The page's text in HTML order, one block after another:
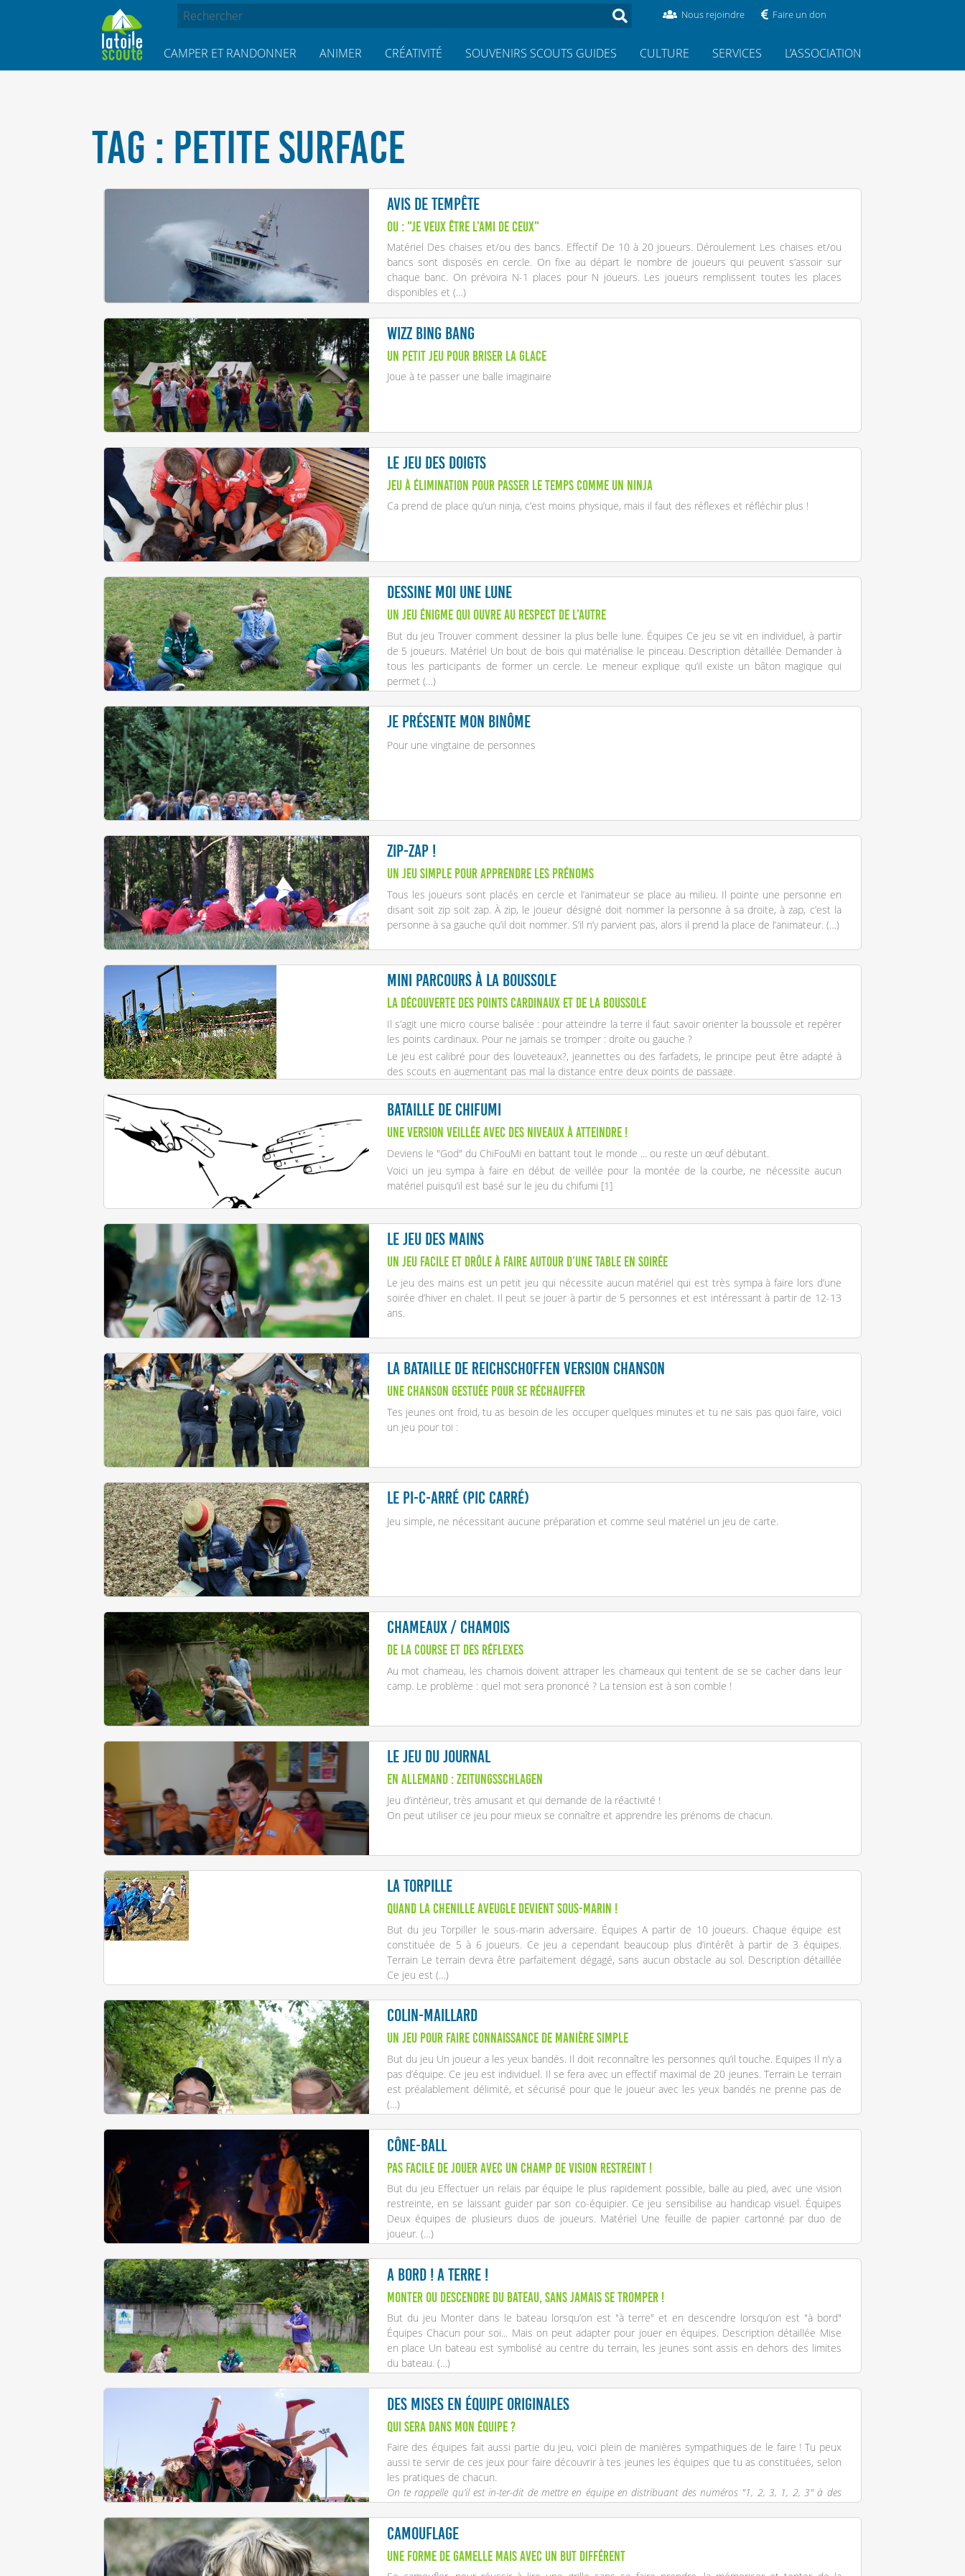
Nous rejoindre Faire un don
CAMPER ET RANDONNER ANIMER CRÉATIVITÉ SOUVENIRS SCOUTS GUIDES CULTURE SERVICES L’ASSOCIATION
TAG : PETITE SURFACE
Avis de tempête
ou : "je veux être l’ami de ceux"
Matériel Des chaises et/ou des bancs. Effectif De 10 à 20 joueurs. Déroulement Les chaises et/ou
bancs sont disposés en cercle. On fixe au départ le nombre de joueurs qui peuvent s’assoir sur
chaque banc. On prévoira N-1 places pour N joueurs. Les joueurs remplissent toutes les places
disponibles et (…)
Wizz bing bang
Un petit jeu pour briser la glace
Joue à te passer une balle imaginaire
Le jeu des doigts
Jeu à élimination pour passer le temps comme un Ninja
Ca prend de place qu’un ninja, c’est moins physique, mais il faut des réflexes et réfléchir plus !
Dessine moi une lune
Un jeu énigme qui ouvre au respect de l’autre
But du jeu Trouver comment dessiner la plus belle lune. Équipes Ce jeu se vit en individuel, à partir
de 5 joueurs. Matériel Un bout de bois qui matérialise le pinceau. Description détaillée Demander à
tous les participants de former un cercle. Le meneur explique qu’il existe un bâton magique qui
permet (…)
Je présente mon binôme
Pour une vingtaine de personnes
Zip-Zap !
Un jeu simple pour apprendre les prénoms
Tous les joueurs sont placés en cercle et l’animateur se place au milieu. Il pointe une personne en
disant soit zip soit zap. À zip, le joueur désigné doit nommer la personne à sa droite, à zap, c’est la
personne à sa gauche qu’il doit nommer. S’il n’y parvient pas, alors il prend la place de l’animateur. (…)
Mini parcours à la boussole
La découverte des points cardinaux et de la boussole
Il s’agit une micro course balisée : pour atteindre la terre il faut savoir orienter la boussole et repérer
les points cardinaux. Pour ne jamais se tromper : droite ou gauche ?
Le jeu est calibré pour des louveteaux?, jeannettes ou des farfadets, le principe peut être adapté à
des scouts en augmentant pas mal la distance entre deux points de passage.
Bataille de Chifumi
Une version veillée avec des niveaux à atteindre !
Deviens le "God" du ChiFouMi en battant tout le monde ... ou reste un œuf débutant.
Voici un jeu sympa à faire en début de veillée pour la montée de la courbe, ne nécessite aucun
matériel puisqu’il est basé sur le jeu du chifumi [1]
Le jeu des mains
Un jeu facile et drôle à faire autour d’une table en soirée
Le jeu des mains est un petit jeu qui nécessite aucun matériel qui est très sympa à faire lors d’une
soirée d’hiver en chalet. Il peut se jouer à partir de 5 personnes et est intéressant à partir de 12-13
ans.
La bataille de Reichschoffen version chanson
Une chanson gestuée pour se réchauffer
Tes jeunes ont froid, tu as besoin de les occuper quelques minutes et tu ne sais pas quoi faire, voici
un jeu pour toi :
Le Pi-c-arré (Pic carré)
Jeu simple, ne nécessitant aucune préparation et comme seul matériel un jeu de carte.
Chameaux / Chamois
De la course et des réflexes
Au mot chameau, les chamois doivent attraper les chameaux qui tentent de se se cacher dans leur
camp. Le problème : quel mot sera prononcé ? La tension est à son comble !
Le jeu du journal
En allemand : Zeitungsschlagen
Jeu d’intérieur, très amusant et qui demande de la réactivité !
On peut utiliser ce jeu pour mieux se connaître et apprendre les prénoms de chacun.
La torpille
Quand la chenille aveugle devient sous-marin !
But du jeu Torpiller le sous-marin adversaire. Équipes A partir de 10 joueurs. Chaque équipe est
constituée de 5 à 6 joueurs. Ce jeu a cependant beaucoup plus d’intérêt à partir de 3 équipes.
Terrain Le terrain devra être parfaitement dégagé, sans aucun obstacle au sol. Description détaillée
Ce jeu est (…)
Colin-maillard
Un jeu pour faire connaissance de manière simple
But du jeu Un joueur a les yeux bandés. Il doit reconnaître les personnes qu’il touche. Equipes Il n’y a
pas d’équipe. Ce jeu est individuel. Il se fera avec un effectif maximal de 20 jeunes. Terrain Le terrain
est préalablement délimité, et sécurisé pour que le joueur avec les yeux bandés ne prenne pas de
(…)
Cône-ball
Pas facile de jouer avec un champ de vision restreint !
But du jeu Effectuer un relais par équipe le plus rapidement possible, balle au pied, avec une vision
restreinte, en se laissant guider par son co-équipier. Ce jeu sensibilise au handicap visuel. Équipes
Deux équipes de plusieurs duos de joueurs. Matériel Une feuille de papier cartonné par duo de
joueur. (…)
A bord ! A terre !
Monter ou descendre du bateau, sans jamais se tromper !
But du jeu Monter dans le bateau lorsqu’on est "à terre" et en descendre lorsqu’on est "à bord"
Équipes Chacun pour soi... Mais on peut adapter pour jouer en équipes. Description détaillée Mise
en place Un bateau est symbolisé au centre du terrain, les jeunes sont assis en dehors des limites
du bateau. (…)
Des mises en équipe originales
Qui sera dans mon équipe ?
Faire des équipes fait aussi partie du jeu, voici plein de manières sympathiques de le faire ! Tu peux
aussi te servir de ces jeux pour faire découvrir à tes jeunes les équipes que tu as constituées, selon
les pratiques de chacun.
On te rappelle qu’il est in-ter-dit de mettre en équipe en distribuant des numéros "1, 2, 3, 1, 2, 3" à des
personnes en cercle. Des bébés louveteaux?meurent quand tu fait ça.
Camouflage
Une forme de gamelle mais avec un but différent